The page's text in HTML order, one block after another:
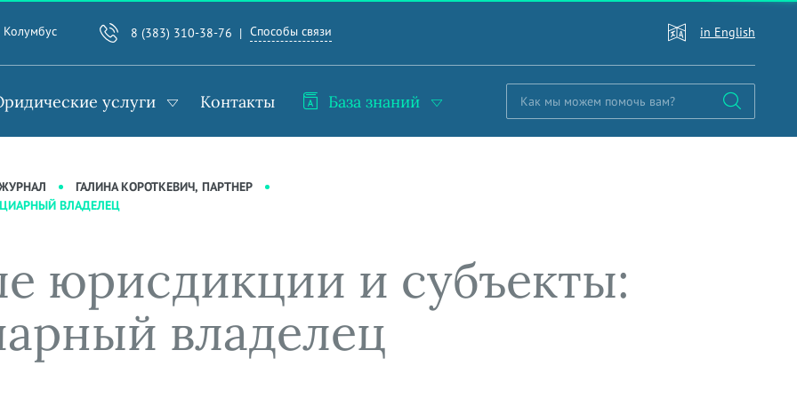
Колумбус 8 (383) 310-38-76 Способы связи in English
услуги Контакты База знаний
ГАЛИНА КОРОТКЕВИЧ, ПАРТНЕР
ВЛАДЕЛЕЦ
юрисдикции и субъекты:
владелец